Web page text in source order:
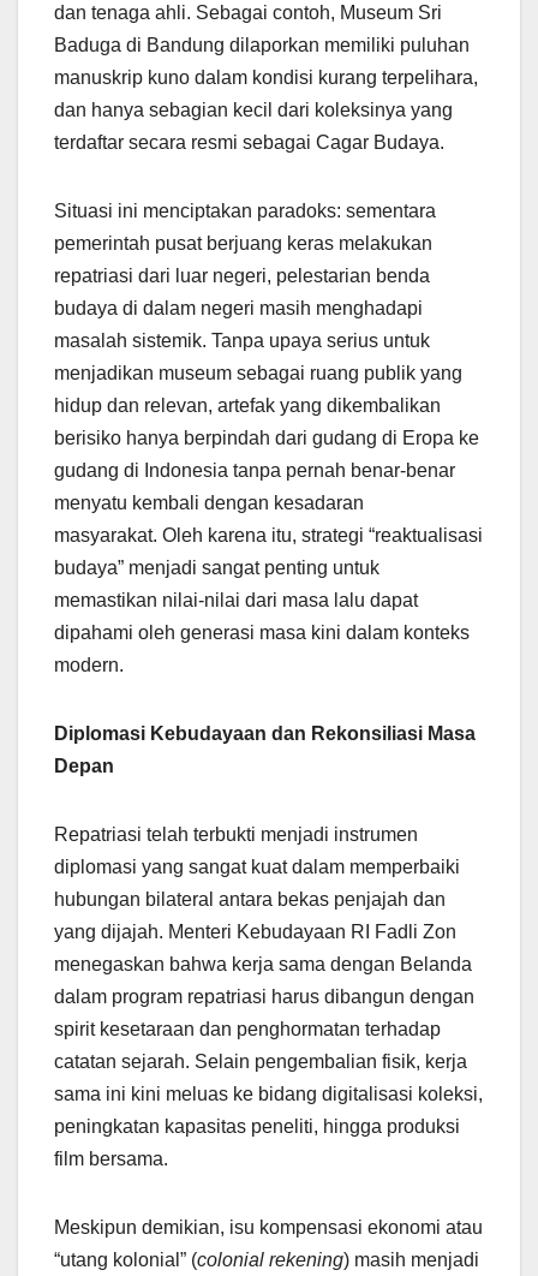
dan tenaga ahli. Sebagai contoh, Museum Sri
Baduga di Bandung dilaporkan memiliki puluhan
manuskrip kuno dalam kondisi kurang terpelihara,
dan hanya sebagian kecil dari koleksinya yang
terdaftar secara resmi sebagai Cagar Budaya.
Situasi ini menciptakan paradoks: sementara
pemerintah pusat berjuang keras melakukan
repatriasi dari luar negeri, pelestarian benda
budaya di dalam negeri masih menghadapi
masalah sistemik. Tanpa upaya serius untuk
menjadikan museum sebagai ruang publik yang
hidup dan relevan, artefak yang dikembalikan
berisiko hanya berpindah dari gudang di Eropa ke
gudang di Indonesia tanpa pernah benar-benar
menyatu kembali dengan kesadaran
masyarakat. Oleh karena itu, strategi “reaktualisasi
budaya” menjadi sangat penting untuk
memastikan nilai-nilai dari masa lalu dapat
dipahami oleh generasi masa kini dalam konteks
modern.
Diplomasi Kebudayaan dan Rekonsiliasi Masa
Depan
Repatriasi telah terbukti menjadi instrumen
diplomasi yang sangat kuat dalam memperbaiki
hubungan bilateral antara bekas penjajah dan
yang dijajah. Menteri Kebudayaan RI Fadli Zon
menegaskan bahwa kerja sama dengan Belanda
dalam program repatriasi harus dibangun dengan
spirit kesetaraan dan penghormatan terhadap
catatan sejarah. Selain pengembalian fisik, kerja
sama ini kini meluas ke bidang digitalisasi koleksi,
peningkatan kapasitas peneliti, hingga produksi
film bersama.
Meskipun demikian, isu kompensasi ekonomi atau
“utang kolonial” (colonial rekening) masih menjadi